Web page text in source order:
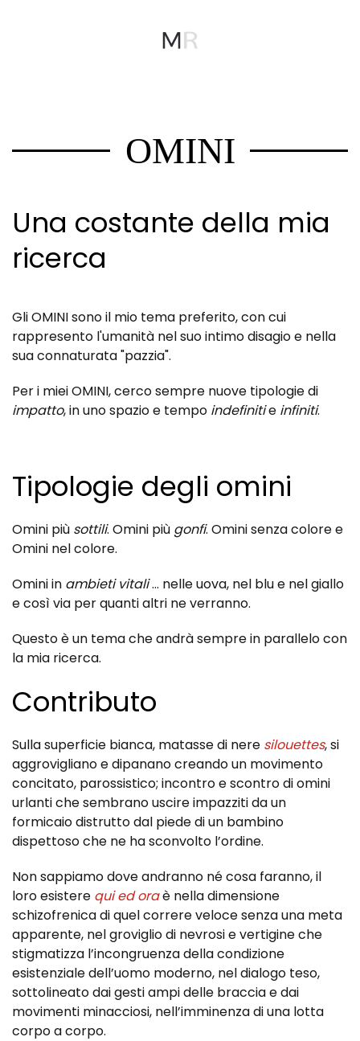
Skip to main content
OMINI
Una costante della mia
ricerca
Gli OMINI sono il mio tema preferito, con cui
rappresento l'umanità nel suo intimo disagio e nella
sua connaturata "pazzia".
Per i miei OMINI, cerco sempre nuove tipologie di
impatto, in uno spazio e tempo indefinitie infiniti.
Tipologie degli omini
Omini più sottili. Omini più gonfi. Omini senza colore e
Omini nel colore.
Omini in ambieti vitali... nelle uova, nel blu e nel giallo
e così via per quanti altri ne verranno.
Questo è un tema che andrà sempre in parallelo con
la mia ricerca.
Contributo
Sulla superficie bianca, matasse di nere silouettes, si
aggrovigliano e dipanano creando un movimento
concitato, parossistico; incontro e scontro di omini
urlanti che sembrano uscire impazziti da un
formicaio distrutto dal piede di un bambino
dispettoso che ne ha sconvolto l’ordine.
Non sappiamo dove andranno né cosa faranno, il
loro esistere qui ed oraè nella dimensione
schizofrenica di quel correre veloce senza una meta
apparente, nel groviglio di nevrosi e vertigine che
stigmatizza l’incongruenza della condizione
esistenziale dell’uomo moderno, nel dialogo teso,
sottolineato dai gesti ampi delle braccia e dai
movimenti minacciosi, nell’imminenza di una lotta
corpo a corpo.